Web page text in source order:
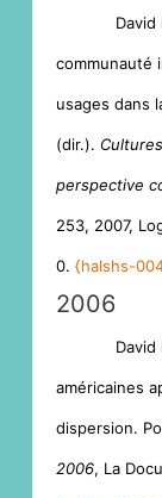
David
communauté
usages dans
(dir.).
perspective
253, 2007,
0. ⟨halshs-
2006
David
américaines
dispersion.
2006, La